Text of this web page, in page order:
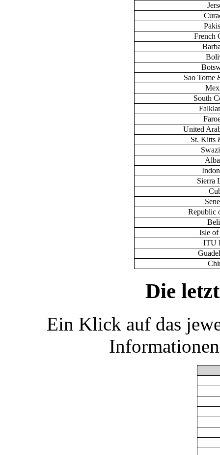
French
Sao Tome
South
United
St. Kitts
Sierra
Republic
Isle
ITU
Die
Ein Klick auf das